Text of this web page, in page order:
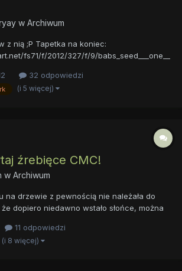
w Archiwum
z nią ;P Tapetka na koniec:
fs71/f/2012/327/f/9/babs_seed___one__
32 odpowiedzi
(i 5 więcej)
źrebięce CMC!
w Archiwum
na drzewie z pewnością nie należała do
dopiero niedawno wstało słońce, można
Apple Bloom, jesteśmy... ogierkami! -
wściekłości. - Przecież to nie moja...
11 odpowiedzi
(i 8 więcej)